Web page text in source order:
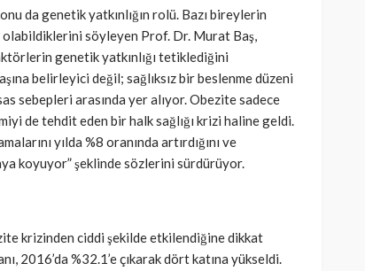
da genetik yatkınlığın rolü. Bazı bireylerin
söyleyen Prof. Dr. Murat Baş,
genetik yatkınlığı tetiklediğini
belirleyici değil; sağlıksız bir beslenme düzeni
sebepleri arasında yer alıyor. Obezite sadece
de tehdit eden bir halk sağlığı krizi haline geldi.
yılda %8 oranında artırdığını ve
koyuyor” şeklinde sözlerini sürdürüyor.
krizinden ciddi şekilde etkilendiğine dikkat
2016’da %32.1’e çıkarak dört katına yükseldi.